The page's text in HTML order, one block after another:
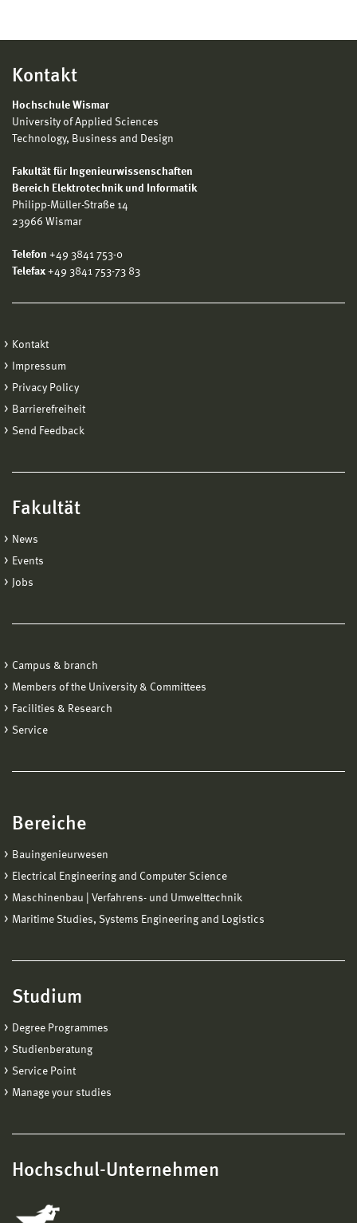
Kontakt
Hochschule Wismar
University of Applied Sciences
Technology, Business and Design
Fakultät für Ingenieurwissenschaften
Bereich Elektrotechnik und Informatik
Philipp-Müller-Straße 14
23966 Wismar
Telefon +49 3841 753-0
Telefax +49 3841 753-73 83
Kontakt
Impressum
Privacy Policy
Barrierefreiheit
Send Feedback
Fakultät
News
Events
Jobs
Campus & branch
Members of the University & Committees
Facilities & Research
Service
Bereiche
Bauingenieurwesen
Electrical Engineering and Computer Science
Maschinenbau | Verfahrens- und Umwelttechnik
Maritime Studies, Systems Engineering and Logistics
Studium
Degree Programmes
Studienberatung
Service Point
Manage your studies
Hochschul-Unternehmen